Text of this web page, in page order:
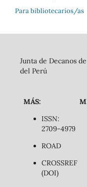
Para bibliotecarios/as
Junta de Decanos
del Perú
MÁS:
ISSN:
2709-4979
ROAD
CROSSREF
(DOI)